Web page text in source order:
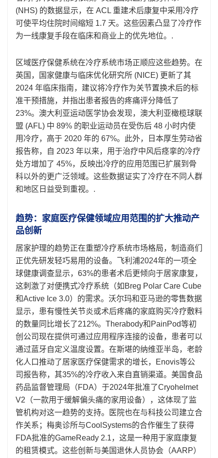
(NHS) 的数据显示，在 ACL 重建术后康复中采用冷疗
可使平均住院时间缩短 1.7 天。这些因素凸显了冷疗作
为一线康复手段在临床和商业上的优先地位。.
区域医疗保健系统在冷疗系统市场正顺应这些趋势。在
英国，国家健康与临床优化研究所 (NICE) 更新了其
2024 年临床指南，建议将冷疗作为关节置换术后的标
准干预措施，并指出患者报告的疼痛评分降低了
23%。澳大利亚运动医学协会发现，澳大利亚橄榄球联
盟 (AFL) 中 89% 的职业运动员在受伤后 48 小时内使
用冷疗，高于 2020 年的 67%。此外，日本厚生劳动省
报告称，自 2023 年以来，用于治疗中风后痉挛的冷疗
处方增加了 45%，反映出冷疗的应用范围已扩展到骨
科以外的更广泛领域。这些数据证实了冷疗在不同人群
和地区日益受到重视。.
趋势：家庭医疗保健领域应用范围的扩大推动产
品创新
居家护理的趋势正在重塑冷疗系统市场格局，制造商们
正优先研发轻巧易用的设备。飞利浦2024年的一项全
球健康调查显示，63%的患者术后更倾向于居家康复，
这刺激了对便携式冷疗系统（如Breg Polar Care Cube
和Active Ice 3.0）的需求。沃尔玛和亚马逊的零售数据
显示，患有慢性关节炎或术后疼痛的家庭购买冷疗敷料
的数量同比增长了212%。Therabody和PainPod等初
创公司现在提供可通过应用程序连接的设备，患者可以
通过蓝牙自定义温度设置。在斯堪的纳维亚半岛，老龄
化人口推动了居家医疗保健需求的增长，Enovis等公
司报告称，其35%的冷疗收入来自直销渠道。美国食品
药品监督管理局（FDA）于2024年批准了Cryohelmet
V2（一款用于缓解偏头痛的家用设备），这体现了监
管机构对这一趋势的支持。医院也在与科技公司建立合
作关系；梅奥诊所与CoolSystems的合作催生了获得
FDA批准的GameReady 2.1，这是一种用于家庭康复
的租赁模式。这些创新与美国退休人员协会（AARP）